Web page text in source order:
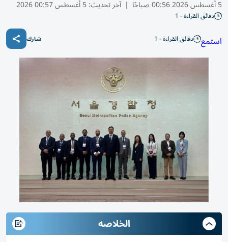
5 أغسطس 2026 00:56 صباحًا | آخر تحديث:5 أغسطس 00:57 2026
دقائق القراءة - 1
استمع دقائق القراءة - 1 شارك
الخلاصه